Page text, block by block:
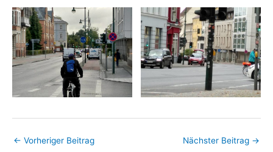
← Vorheriger Beitrag Nächster Beitrag →